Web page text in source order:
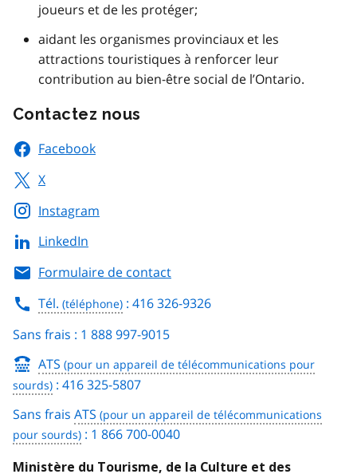
joueurs et de les protéger;
aidant les organismes provinciaux et les
attractions touristiques à renforcer leur
contribution au bien-être social de l’Ontario.
Contactez nous
Facebook
X
Instagram
LinkedIn
Formulaire de contact
Tél.
: 416 326-9326
Sans frais : 1 888 997-9015
ATS
: 416 325-5807
Sans frais ATS
: 1 866 700-0040
Ministère du Tourisme, de la Culture et des